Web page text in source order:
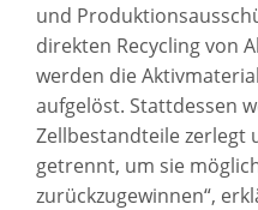
und
direkten Recycling von
werden die
aufgelöst. Stattdessen
Zellbestandteile zerlegt
getrennt, um sie
zurückzugewinnen“,